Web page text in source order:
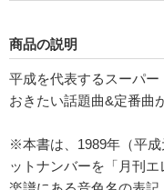
商品の説明
平成を代表するスーパ
おきたい話題曲&定番曲
※本書は、1989年（平成
ットナンバーを「月刊エ